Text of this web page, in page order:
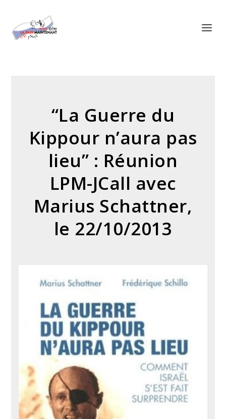
“La Guerre du
Kippour n’aura pas
lieu” : Réunion
LPM-JCall avec
Marius Schattner,
le 22/10/2013